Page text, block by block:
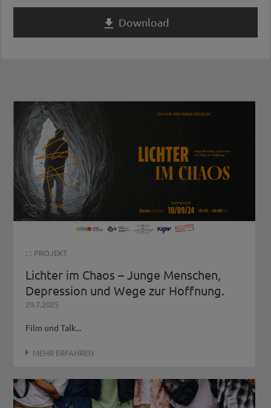
 Download
: : PROJEKT
Lichter im Chaos – Junge Menschen,
Depression und Wege zur Hoffnung.
29.7.2025
Film und Talk...
MEHR ERFAHREN